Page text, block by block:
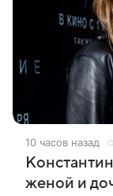
10 часов назад
женой и